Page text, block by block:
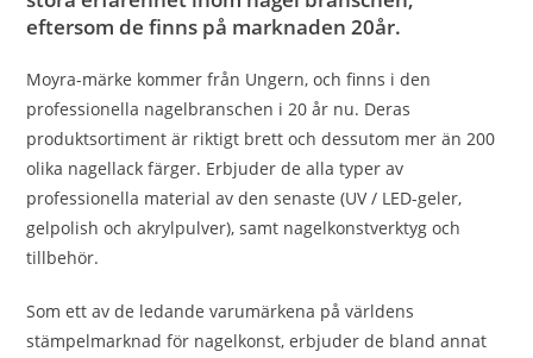
eftersom de finns på marknaden 20år.
Moyra-märke kommer från Ungern, och finns i den
professionella nagelbranschen i 20 år nu. Deras
produktsortiment är riktigt brett och dessutom mer än 200
olika nagellack färger. Erbjuder de alla typer av
professionella material av den senaste (UV / LED-geler,
gelpolish och akrylpulver), samt nagelkonstverktyg och
tillbehör.
Som ett av de ledande varumärkena på världens
stämpelmarknad för nagelkonst, erbjuder de bland annat